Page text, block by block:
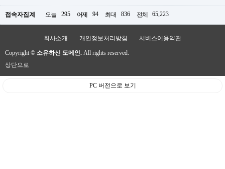
접속자집계 오늘 295 어제 94 최대 836 전체 65,223
회사소개 개인정보처리방침 서비스이용약관
Copyright © 소유하신 도메인. All rights reserved.
상단으로
PC 버전으로 보기